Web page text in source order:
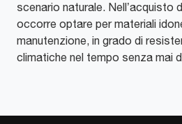
scenario naturale. Nell’acquisto
occorre optare per materiali
manutenzione, in grado di
climatiche nel tempo senza mai